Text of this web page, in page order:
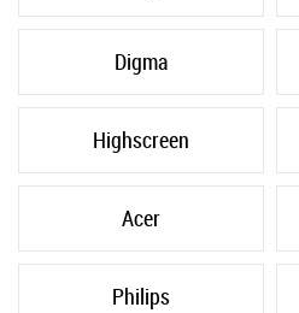
Digma
Highscreen
Acer
Philips